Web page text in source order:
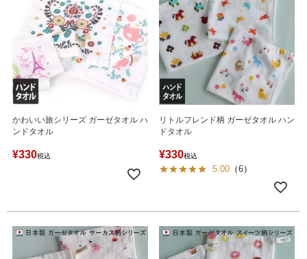
かわいい旅シリーズ ガーゼタオル ハ
ンドタオル
¥330税込
リトルフレンド柄 ガーゼタオル ハン
ドタオル
¥330税込
5.00 （6）